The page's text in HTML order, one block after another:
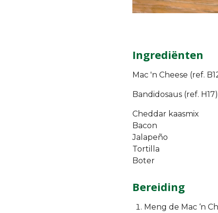
Ingrediënten
Mac 'n Cheese (ref.
Bandidosaus (ref. H17)
Cheddar kaasmix
Bacon
Jalapeño
Tortilla
Boter
Bereiding
Meng de Mac ‘n